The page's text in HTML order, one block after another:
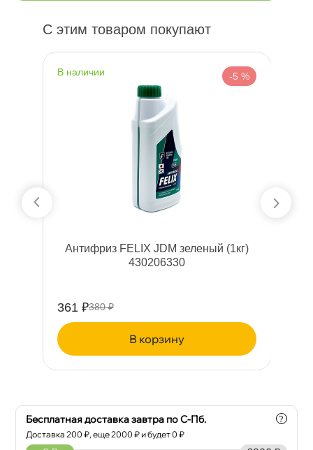
С этим товаром покупают
наличии -5 %
Антифриз FELIX JDM зеленый (1кг)
430206330
361 ₽380 ₽
корзину
Бесплатная доставка завтра по С-Пб.
Доставка200 ₽, еще2000 ₽ и будет 0 ₽
?